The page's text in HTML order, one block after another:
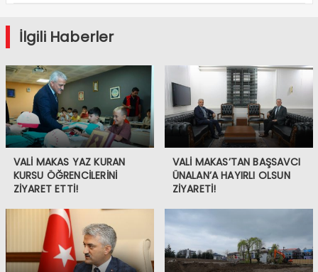
İlgili Haberler
VALİ MAKAS YAZ KURAN
KURSU ÖĞRENCİLERİNİ
ZİYARET ETTİ!
VALİ MAKAS’TAN BAŞSAVCI
ÜNALAN’A HAYIRLI OLSUN
ZİYARETİ!